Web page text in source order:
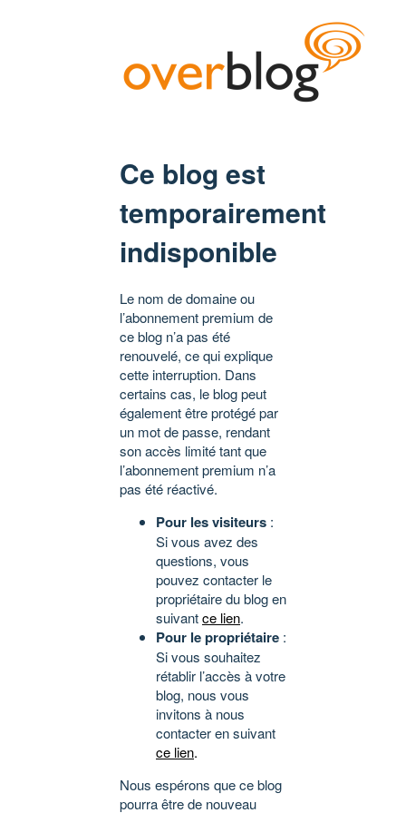
Ce blog est
temporairement
indisponible
Le nom de domaine ou
l’abonnement premium de
ce blog n’a pas été
renouvelé, ce qui explique
cette interruption. Dans
certains cas, le blog peut
également être protégé par
un mot de passe, rendant
son accès limité tant que
l’abonnement premium n’a
pas été réactivé.
Pour les visiteurs :
Si vous avez des
questions, vous
pouvez contacter le
propriétaire du blog en
suivantce lien.
Pour le propriétaire :
Si vous souhaitez
rétablir l’accès à votre
blog, nous vous
invitons à nous
contacter en suivant
ce lien.
Nous espérons que ce blog
pourra être de nouveau